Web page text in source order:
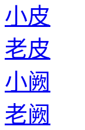
小皮
老皮
小阙
老阙